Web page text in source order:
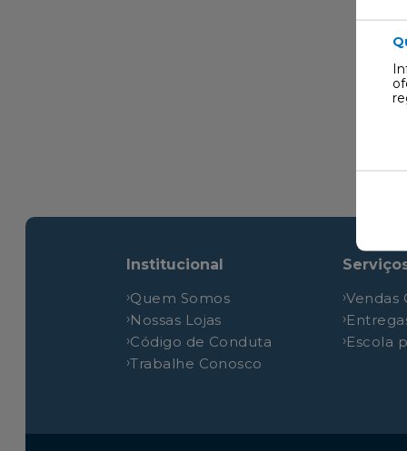
Institucional
Quem Somos
Nossas Lojas
Código de Conduta
Trabalhe Conosco
Vendas
Escola